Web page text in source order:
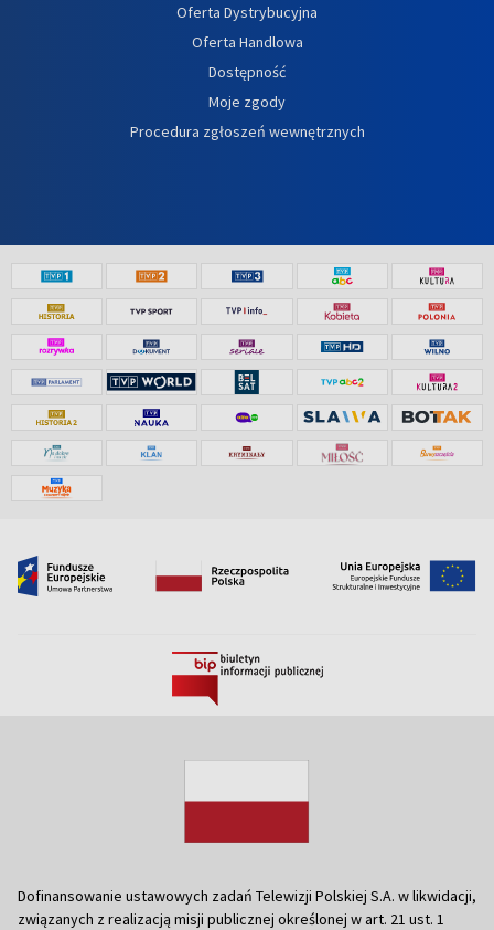
Oferta Dystrybucyjna
Oferta Handlowa
Dostępność
Moje zgody
Procedura zgłoszeń wewnętrznych
Dofinansowanie ustawowych zadań Telewizji Polskiej S.A. w likwidacji,
związanych z realizacją misji publicznej określonej w art. 21 ust. 1